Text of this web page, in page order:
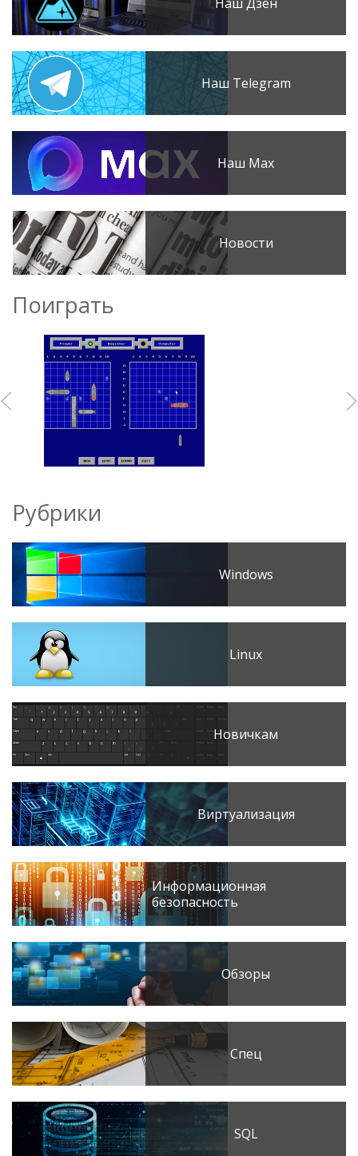
Наш Telegram
Наш Max
Новости
Поиграть
Рубрики
Windows
Linux
Новичкам
Виртуализация
Информационная
безопасность
Обзоры
Спец
SQL